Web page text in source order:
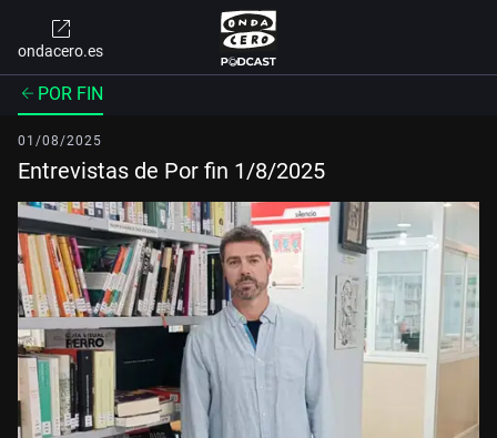
ondacero.es
POR FIN
01/08/2025
Entrevistas de Por fin 1/8/2025